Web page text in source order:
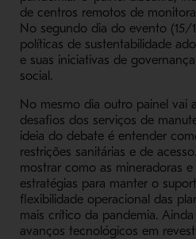
de centros remotos de
No segundo dia do evento (15/
políticas de sustentabilidade
e suas iniciativas de
social.
No mesmo dia outro painel vai
desafios dos serviços de
ideia do debate é entender
restrições sanitárias e de
mostrar como as mineradoras
estratégias para manter o
flexibilidade operacional das
mais crítico da pandemia.
avanços tecnológicos em